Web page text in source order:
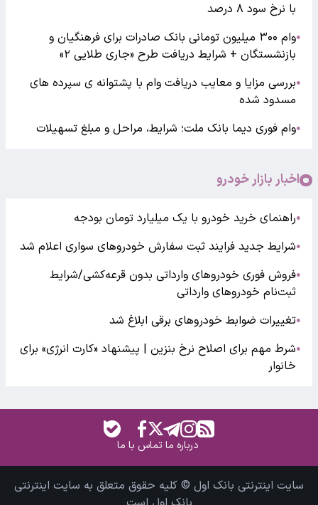
با نرخ سود ۸ درصد
●
وام ۳۰۰ میلیون تومانی بانک صادرات برای فرهنگیان و
بازنشستگان + شرایط دریافت طرح «جاری طلایی ۲»
●بررسی مزایا و معایب دریافت وام با پشتوانه ی سپرده های
مسدود شده
●وام فوری دیما بانک ملت؛ شرایط، مراحل و مبلغ تسهیلات
اخبار بازار خودرو
●راهنمای خرید خودرو با یک میلیارد تومان بودجه
●شرایط جدید فرایند ثبت سفارش خودروهای سواری اعلام شد
●فروش فوری خودروهای وارداتی بدون قرعه‌کشی/شرایط
ثبت‌نام خودروهای وارداتی
●تغییرات ضوابط خودروهای برقی ابلاغ شد
●شرط مهم برای اصلاح نرخ بنزین | پیشنهاد «کارت انرژی» برای
خانوار
درباره ماتماس با ما
سایت اینترنتی بانک اول © کلیه حقوق متعلق به سایت اینترنتی